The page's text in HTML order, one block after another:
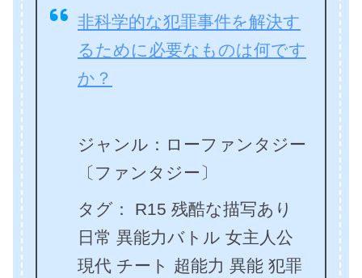
非科学的な犯罪事件を解決す
るために必要なものは何です
か？
ジャンル：ローファンタジー
〔ファンタジー〕
タグ： R15 残酷な描写あり
日常 異能力バトル 女主人公
現代 チート 超能力 異能 犯罪